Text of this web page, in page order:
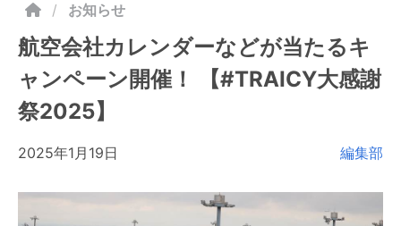
/ お知らせ
航空会社カレンダーなどが当たるキ
ャンペーン開催！ 【#TRAICY大感謝
祭2025】
2025年1月19日 編集部